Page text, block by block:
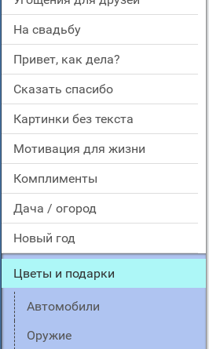
на свадьбу
привет, как дела?
сказать спасибо
картинки без текста
мотивация для жизни
комплименты
дача / огород
новый год
цветы и подарки
автомобили
оружие